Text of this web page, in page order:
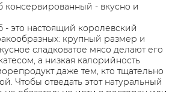
консервированный - вкусно и
- это настоящий королевский
крупный размер и
сладковатое мясо делают его
а низкая калорийность
даже тем, кто тщательно
Чтобы отведать этот натуральный